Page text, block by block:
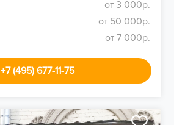
от 3 000р.
от 50 000р.
от 7 000р.
+7 (495) 677-11-75